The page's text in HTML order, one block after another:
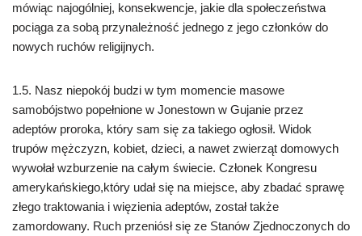
mówiąc najogólniej, konsekwencje, jakie dla społeczeństwa
pociąga za sobą przynależność jednego z jego członków do
nowych ruchów religijnych.
1.5. Nasz niepokój budzi w tym momencie masowe
samobójstwo popełnione w Jonestown w Gujanie przez
adeptów proroka, który sam się za takiego ogłosił. Widok
trupów mężczyzn, kobiet, dzieci, a nawet zwierząt domowych
wywołał wzburzenie na całym świecie. Członek Kongresu
amerykańskiego,który udał się na miejsce, aby zbadać sprawę
złego traktowania i więzienia adeptów, został także
zamordowany. Ruch przeniósł się ze Stanów Zjednoczonych do